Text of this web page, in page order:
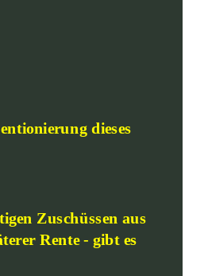
dieses
Zuschüssen aus
Rente - gibt es